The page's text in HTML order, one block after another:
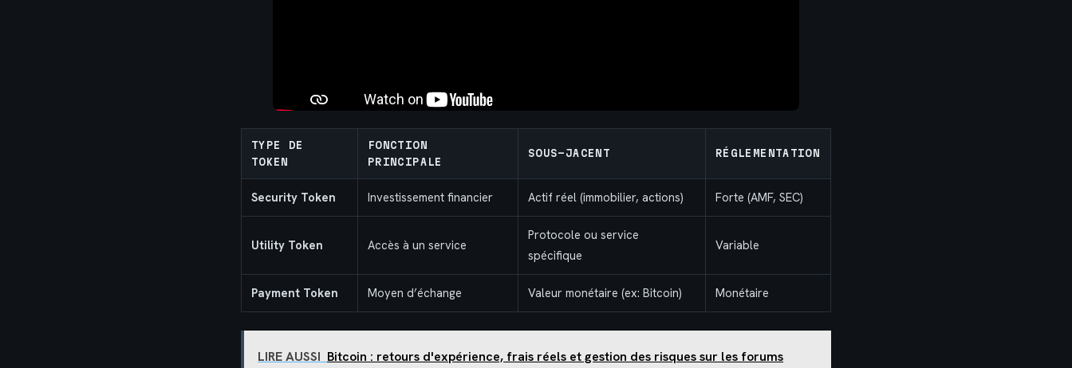
TYPE DE
TOKEN
FONCTION
PRINCIPALE
SOUS-JACENT RÉGLEMENTATION
Security Token Investissement financier Actif réel (immobilier, actions) Forte (AMF, SEC)
Utility Token Accès à un service
Protocole ou service
spécifique
Variable
Payment Token Moyen d’échange Valeur monétaire (ex: Bitcoin) Monétaire
LIRE AUSSI Bitcoin : retours d'expérience, frais réels et gestion des risques sur les forums